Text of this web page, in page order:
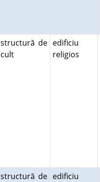
structură de
cult
edificiu
religios
structură de edificiu